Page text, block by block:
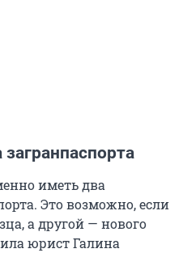
иметь два
Это возможно, если
а другой — нового
юрист Галина